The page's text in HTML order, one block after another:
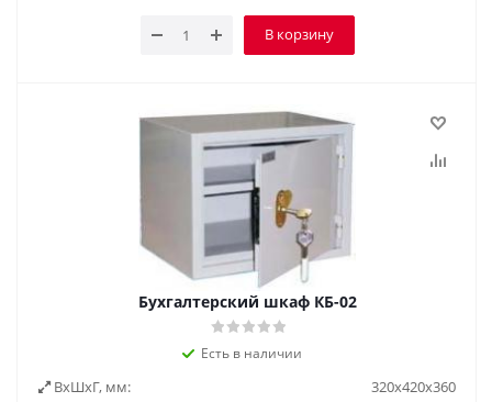
В корзину
Бухгалтерский шкаф КБ-02
Есть в наличии
ВxШxГ, мм:
320х420х360